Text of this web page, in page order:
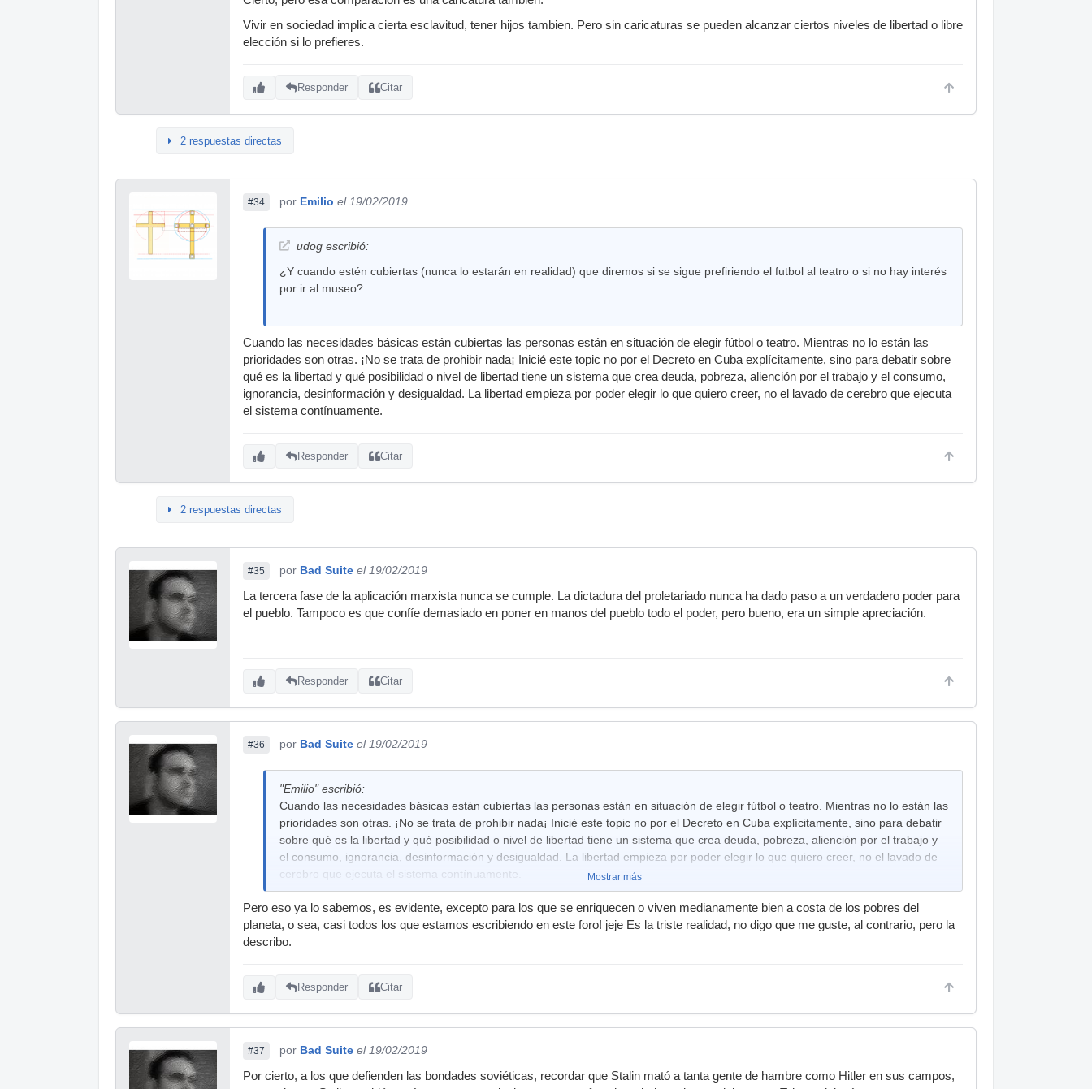
Vivir en sociedad implica cierta esclavitud, tener hijos tambien. Pero sin caricaturas se pueden alcanzar ciertos niveles de libertad o libre
elección si lo prefieres.
Responder Citar
2 respuestas directas
#34 por Emilio el 19/02/2019
udog escribió:
¿Y cuando estén cubiertas (nunca lo estarán en realidad) que diremos si se sigue prefiriendo el futbol al teatro o si no hay interés
por ir al museo?.
Cuando las necesidades básicas están cubiertas las personas están en situación de elegir fútbol o teatro. Mientras no lo están las
prioridades son otras. ¡No se trata de prohibir nada¡ Inicié este topic no por el Decreto en Cuba explícitamente, sino para debatir sobre
qué es la libertad y qué posibilidad o nivel de libertad tiene un sistema que crea deuda, pobreza, aliención por el trabajo y el consumo,
ignorancia, desinformación y desigualdad. La libertad empieza por poder elegir lo que quiero creer, no el lavado de cerebro que ejecuta
el sistema contínuamente.
Responder Citar
2 respuestas directas
#35 por Bad Suite el 19/02/2019
La tercera fase de la aplicación marxista nunca se cumple. La dictadura del proletariado nunca ha dado paso a un verdadero poder para
el pueblo. Tampoco es que confíe demasiado en poner en manos del pueblo todo el poder, pero bueno, era un simple apreciación.
Responder Citar
#36 por Bad Suite el 19/02/2019
"Emilio" escribió:
Cuando las necesidades básicas están cubiertas las personas están en situación de elegir fútbol o teatro. Mientras no lo están las
prioridades son otras. ¡No se trata de prohibir nada¡ Inicié este topic no por el Decreto en Cuba explícitamente, sino para debatir
sobre qué es la libertad y qué posibilidad o nivel de libertad tiene un sistema que crea deuda, pobreza, aliención por el trabajo y
el consumo, ignorancia, desinformación y desigualdad. La libertad empieza por poder elegir lo que quiero creer, no el lavado de
cerebro que ejecuta el sistema contínuamente.
Mostrar más
Pero eso ya lo sabemos, es evidente, excepto para los que se enriquecen o viven medianamente bien a costa de los pobres del
planeta, o sea, casi todos los que estamos escribiendo en este foro! jeje Es la triste realidad, no digo que me guste, al contrario, pero la
describo.
Responder Citar
#37 por Bad Suite el 19/02/2019
Por cierto, a los que defienden las bondades soviéticas, recordar que Stalin mató a tanta gente de hambre como Hitler en sus campos,